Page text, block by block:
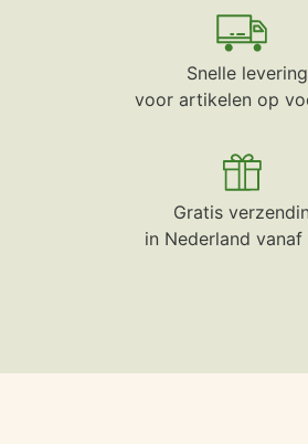
Snelle levering
voor artikelen op
Gratis
in Nederland